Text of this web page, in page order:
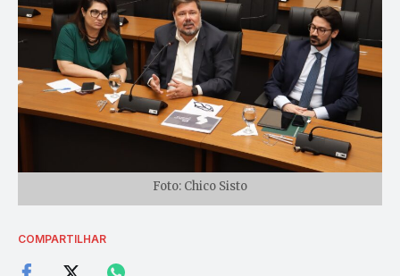
Foto: Chico Sisto
COMPARTILHAR